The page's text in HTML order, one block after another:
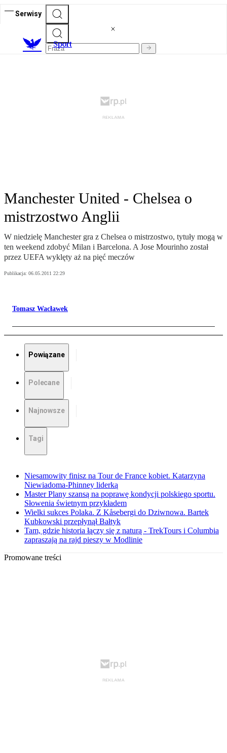
Serwisy
Sport
Manchester United - Chelsea o
mistrzostwo Anglii
W niedzielę Manchester gra z Chelsea o mistrzostwo, tytuły mogą w
ten weekend zdobyć Milan i Barcelona. A Jose Mourinho został
przez UEFA wyklęty aż na pięć meczów
Publikacja: 06.05.2011 22:29
Tomasz Wacławek
Powiązane
Polecane
Najnowsze
Tagi
Niesamowity finisz na Tour de France kobiet. Katarzyna
Niewiadoma-Phinney liderką
Master Plany szansą na poprawę kondycji polskiego sportu.
Słowenia świetnym przykładem
Wielki sukces Polaka. Z Kåsebergi do Dziwnowa. Bartek
Kubkowski przepłynął Bałtyk
Tam, gdzie historia łączy się z naturą - TrekTours i Columbia
zapraszają na rajd pieszy w Modlinie
Promowane treści